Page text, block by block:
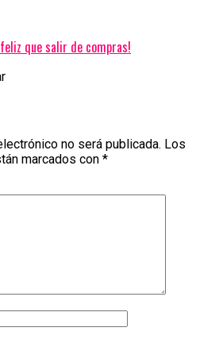
que salir de compras!
no será publicada. Los
marcados con *